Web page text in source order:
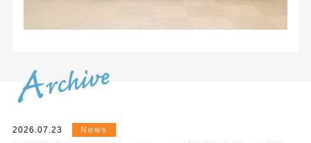
2026.07.23
News